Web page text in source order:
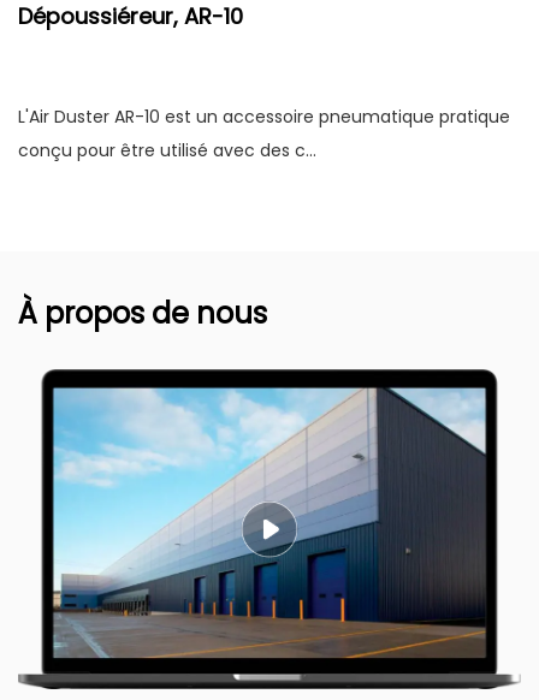
Dépoussiéreur, AR-10
L'Air Duster AR-10 est un accessoire pneumatique pratique
conçu pour être utilisé avec des c...
À propos de nous